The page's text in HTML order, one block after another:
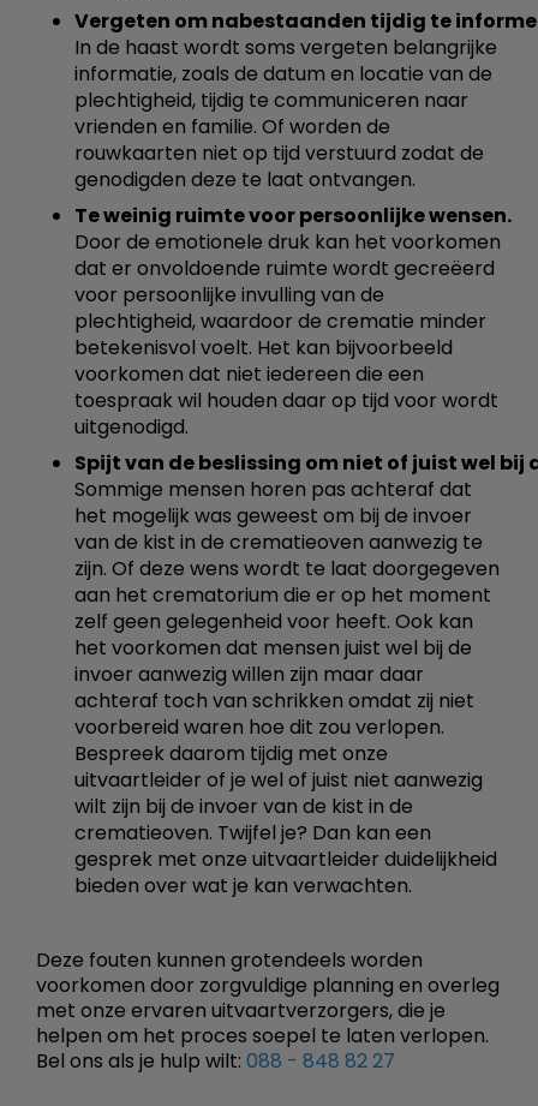
Vergeten om nabestaanden tijdig te
In de haast wordt soms vergeten belangrijke
informatie, zoals de datum en locatie van de
plechtigheid, tijdig te communiceren naar
vrienden en familie. Of worden de
rouwkaarten niet op tijd verstuurd zodat de
genodigden deze te laat ontvangen.
Te weinig ruimte voor persoonlijke wensen.
Door de emotionele druk kan het voorkomen
dat er onvoldoende ruimte wordt gecreëerd
voor persoonlijke invulling van de
plechtigheid, waardoor de crematie minder
betekenisvol voelt. Het kan bijvoorbeeld
voorkomen dat niet iedereen die een
toespraak wil houden daar op tijd voor wordt
uitgenodigd.
Spijt van de beslissing om niet of juist wel bij
Sommige mensen horen pas achteraf dat
het mogelijk was geweest om bij de invoer
van de kist in de crematieoven aanwezig te
zijn. Of deze wens wordt te laat doorgegeven
aan het crematorium die er op het moment
zelf geen gelegenheid voor heeft. Ook kan
het voorkomen dat mensen juist wel bij de
invoer aanwezig willen zijn maar daar
achteraf toch van schrikken omdat zij niet
voorbereid waren hoe dit zou verlopen.
Bespreek daarom tijdig met onze
uitvaartleider of je wel of juist niet aanwezig
wilt zijn bij de invoer van de kist in de
crematieoven. Twijfel je? Dan kan een
gesprek met onze uitvaartleider duidelijkheid
bieden over wat je kan verwachten.
Deze fouten kunnen grotendeels worden
voorkomen door zorgvuldige planning en overleg
met onze ervaren uitvaartverzorgers, die je
helpen om het proces soepel te laten verlopen.
Bel ons als je hulp wilt: 088 - 848 82 27